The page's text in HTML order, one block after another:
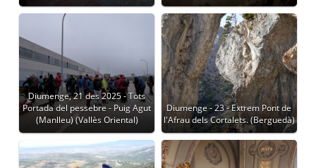
Diumenge, 21 des 2025 - Tots
Portada del pessebre - Puig Agut
(Manlleu) (Vallès Oriental)
Diumenge - 23 - Extrem Pont de
l'Afrau dels Cortalets. (Berguedà)